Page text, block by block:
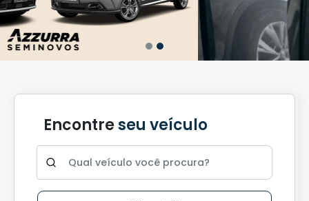
Encontreseu veículo